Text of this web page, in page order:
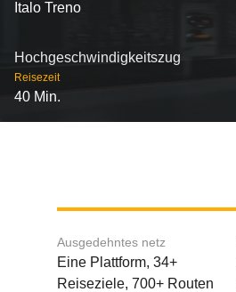
Italo Treno
Hochgeschwindigkeitszug
Reisezeit
40 Min.
Ausgedehntes netz
Eine Plattform, 34+
Reiseziele, 700+ Routen